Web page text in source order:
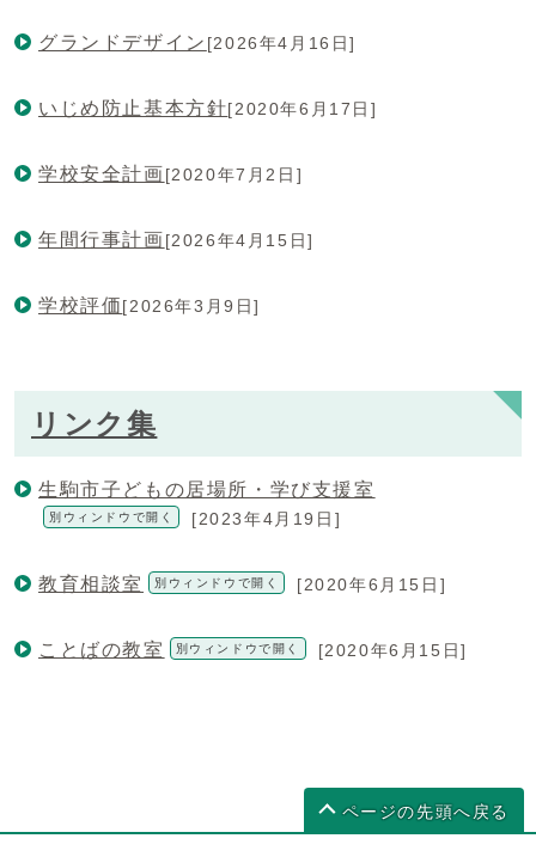
グランドデザイン [2026年4月16日]
いじめ防止基本方針[2020年6月17日]
学校安全計画[2020年7月2日]
年間行事計画[2026年4月15日]
学校評価[2026年3月9日]
リンク集
生駒市子どもの居場所・学び支援室
別ウィンドウで開く [2023年4月19日]
教育相談室 別ウィンドウで開く [2020年6月15日]
ことばの教室 別ウィンドウで開く [2020年6月15日]
ページの先頭へ戻る